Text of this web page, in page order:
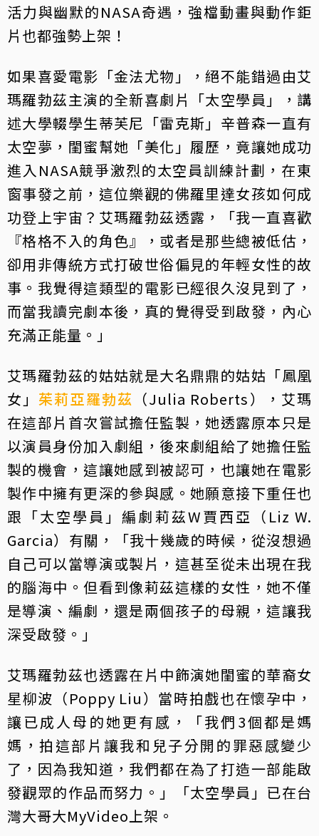
活力與幽默的NASA奇遇，強檔動畫與動作鉅
片也都強勢上架！
如果喜愛電影「金法尤物」，絕不能錯過由艾
瑪羅勃茲主演的全新喜劇片「太空學員」，講
述大學輟學生蒂芙尼「雷克斯」辛普森一直有
太空夢，閨蜜幫她「美化」履歷，竟讓她成功
進入NASA競爭激烈的太空員訓練計劃，在東
窗事發之前，這位樂觀的佛羅里達女孩如何成
功登上宇宙？艾瑪羅勃茲透露，「我一直喜歡
『格格不入的角色』，或者是那些總被低估，
卻用非傳統方式打破世俗偏見的年輕女性的故
事。我覺得這類型的電影已經很久沒見到了，
而當我讀完劇本後，真的覺得受到啟發，內心
充滿正能量。」
艾瑪羅勃茲的姑姑就是大名鼎鼎的姑姑「鳳凰
女」茱莉亞羅勃茲 （Julia Roberts），艾瑪
在這部片首次嘗試擔任監製，她透露原本只是
以演員身份加入劇組，後來劇組給了她擔任監
製的機會，這讓她感到被認可，也讓她在電影
製作中擁有更深的參與感。她願意接下重任也
跟「太空學員」編劇莉茲W賈西亞（Liz W.
Garcia）有關，「我十幾歲的時候，從沒想過
自己可以當導演或製片，這甚至從未出現在我
的腦海中。但看到像莉茲這樣的女性，她不僅
是導演、編劇，還是兩個孩子的母親，這讓我
深受啟發。」
艾瑪羅勃茲也透露在片中飾演她閨蜜的華裔女
星柳波（Poppy Liu）當時拍戲也在懷孕中，
讓已成人母的她更有感，「我們3個都是媽
媽，拍這部片讓我和兒子分開的罪惡感變少
了，因為我知道，我們都在為了打造一部能啟
發觀眾的作品而努力。」「太空學員」已在台
灣大哥大MyVideo上架。